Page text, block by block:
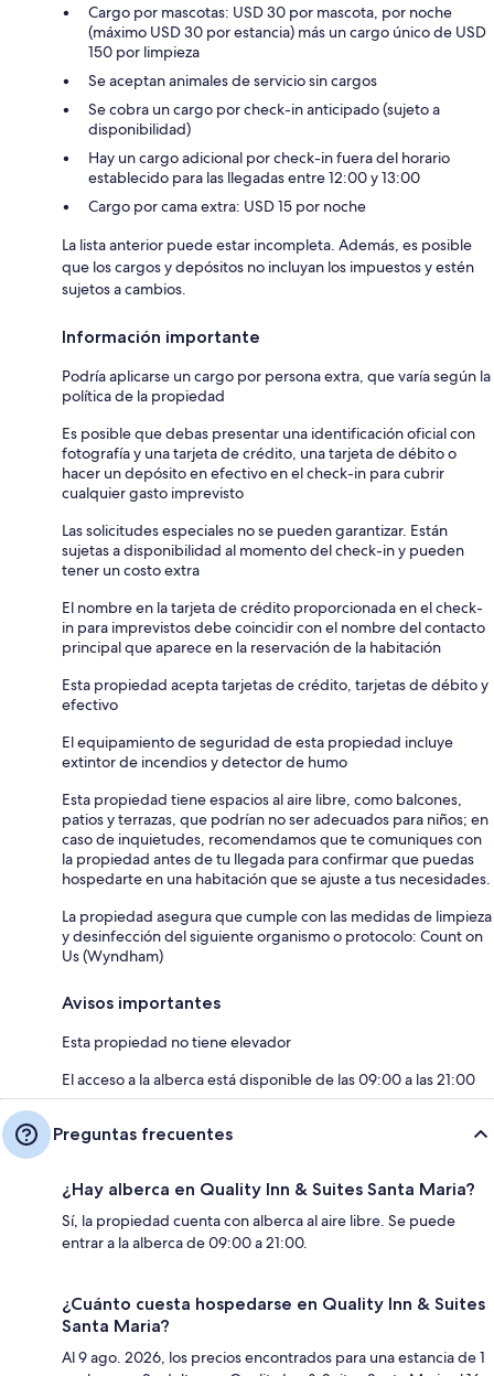
Cargo por mascotas: USD 30 por mascota, por noche
(máximo USD 30 por estancia) más un cargo único de USD
150 por limpieza
Se aceptan animales de servicio sin cargos
Se cobra un cargo por check-in anticipado (sujeto a
disponibilidad)
Hay un cargo adicional por check-in fuera del horario
establecido para las llegadas entre 12:00 y 13:00
Cargo por cama extra: USD 15 por noche
La lista anterior puede estar incompleta. Además, es posible
que los cargos y depósitos no incluyan los impuestos y estén
sujetos a cambios.
Información importante
Podría aplicarse un cargo por persona extra, que varía según la
política de la propiedad
Es posible que debas presentar una identificación oficial con
fotografía y una tarjeta de crédito, una tarjeta de débito o
hacer un depósito en efectivo en el check-in para cubrir
cualquier gasto imprevisto
Las solicitudes especiales no se pueden garantizar. Están
sujetas a disponibilidad al momento del check-in y pueden
tener un costo extra
El nombre en la tarjeta de crédito proporcionada en el check-
in para imprevistos debe coincidir con el nombre del contacto
principal que aparece en la reservación de la habitación
Esta propiedad acepta tarjetas de crédito, tarjetas de débito y
efectivo
El equipamiento de seguridad de esta propiedad incluye
extintor de incendios y detector de humo
Esta propiedad tiene espacios al aire libre, como balcones,
patios y terrazas, que podrían no ser adecuados para niños; en
caso de inquietudes, recomendamos que te comuniques con
la propiedad antes de tu llegada para confirmar que puedas
hospedarte en una habitación que se ajuste a tus necesidades.
La propiedad asegura que cumple con las medidas de limpieza
y desinfección del siguiente organismo o protocolo: Count on
Us (Wyndham)
Avisos importantes
Esta propiedad no tiene elevador
El acceso a la alberca está disponible de las 09:00 a las 21:00
Preguntas frecuentes
¿Hay alberca en Quality Inn & Suites Santa Maria?
Sí, la propiedad cuenta con alberca al aire libre. Se puede
entrar a la alberca de 09:00 a 21:00.
¿Cuánto cuesta hospedarse en Quality Inn & Suites
Santa Maria?
Al 9 ago. 2026, los precios encontrados para una estancia de 1